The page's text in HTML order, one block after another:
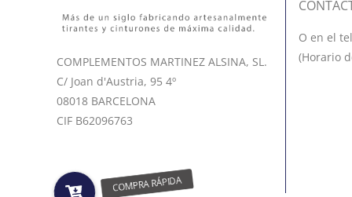
COMPLEMENTOS MARTINEZ ALSINA, SL.
C/ Joan d'Austria, 95 4º
08018 BARCELONA
CIF B62096763
O en el
(Horario